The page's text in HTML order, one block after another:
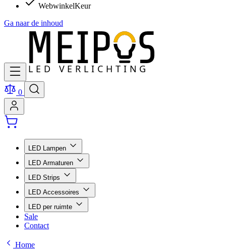
WebwinkelKeur
Ga naar de inhoud
0
LED Lampen
LED Armaturen
LED Strips
LED Accessoires
LED per ruimte
Sale
Contact
Home